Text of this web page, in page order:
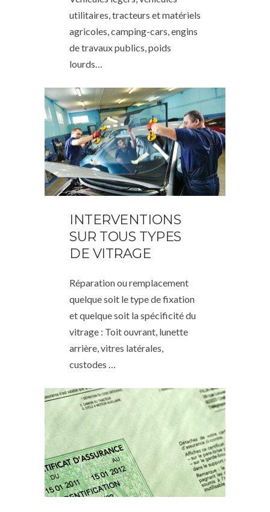
utilitaires, tracteurs et matériels
agricoles, camping-cars, engins
de travaux publics, poids
lourds…
INTERVENTIONS
SUR TOUS TYPES
DE VITRAGE
Réparation ou remplacement
quelque soit le type de fixation
et quelque soit la spécificité du
vitrage : Toit ouvrant, lunette
arrière, vitres latérales,
custodes …